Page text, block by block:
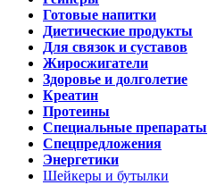
Готовые напитки
Диетические продукты
Для связок и суставов
Жиросжигатели
Здоровье и долголетие
Креатин
Протеины
Специальные препараты
Спецпредложения
Энергетики
Шейкеры и бутылки